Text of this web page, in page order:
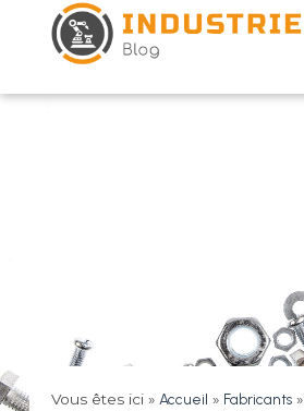
Vous êtes ici » Accueil » Fabricants»